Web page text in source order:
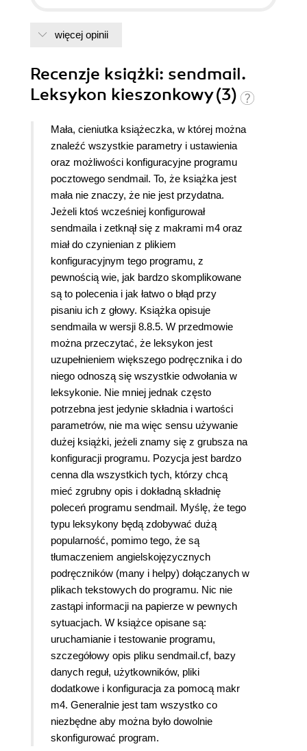
więcej opinii
Recenzje książki: sendmail.
Leksykon kieszonkowy (3)
Mała, cieniutka książeczka, w której można
znaleźć wszystkie parametry i ustawienia
oraz możliwości konfiguracyjne programu
pocztowego sendmail. To, że książka jest
mała nie znaczy, że nie jest przydatna.
Jeżeli ktoś wcześniej konfigurował
sendmaila i zetknął się z makrami m4 oraz
miał do czynienian z plikiem
konfiguracyjnym tego programu, z
pewnością wie, jak bardzo skomplikowane
są to polecenia i jak łatwo o błąd przy
pisaniu ich z głowy. Książka opisuje
sendmaila w wersji 8.8.5. W przedmowie
można przeczytać, że leksykon jest
uzupełnieniem większego podręcznika i do
niego odnoszą się wszystkie odwołania w
leksykonie. Nie mniej jednak często
potrzebna jest jedynie składnia i wartości
parametrów, nie ma więc sensu używanie
dużej książki, jeżeli znamy się z grubsza na
konfiguracji programu. Pozycja jest bardzo
cenna dla wszystkich tych, którzy chcą
mieć zgrubny opis i dokładną składnię
poleceń programu sendmail. Myślę, że tego
typu leksykony będą zdobywać dużą
popularność, pomimo tego, że są
tłumaczeniem angielskojęzycznych
podręczników (many i helpy) dołączanych w
plikach tekstowych do programu. Nic nie
zastąpi informacji na papierze w pewnych
sytuacjach. W książce opisane są:
uruchamianie i testowanie programu,
szczegółowy opis pliku sendmail.cf, bazy
danych reguł, użytkowników, pliki
dodatkowe i konfiguracja za pomocą makr
m4. Generalnie jest tam wszystko co
niezbędne aby można było dowolnie
skonfigurować program.